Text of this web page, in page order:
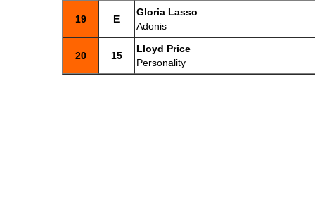
19 E
Gloria Lasso
Adonis
20 15
Lloyd Price
Personality